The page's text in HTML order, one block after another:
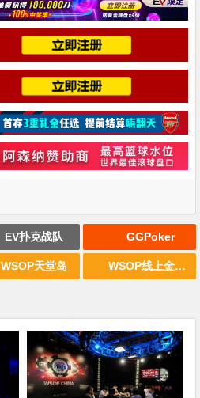
EV扑克战队 GGPoker
WSOP天堂岛 WSOP线上金手链